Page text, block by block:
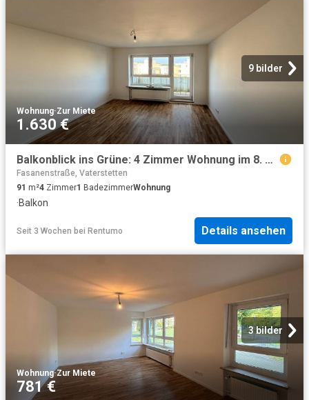
9 bilder
Wohnung·Zur Miete
1.630 €
Balkonblick ins Grüne: 4 Zimmer Wohnung im 8. Stock in Haar, Jagdfeldring
Fasanenstraße, Vaterstetten
91 m²4 Zimmer1 BadezimmerWohnung
·Balkon
Seit 3 Wochen bei Rentumo Details ansehen
3 bilder
Wohnung·Zur Miete
781 €